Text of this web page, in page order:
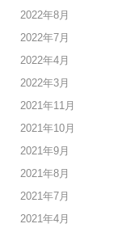
2022年8月
2022年7月
2022年4月
2022年3月
2021年11月
2021年10月
2021年9月
2021年8月
2021年7月
2021年4月